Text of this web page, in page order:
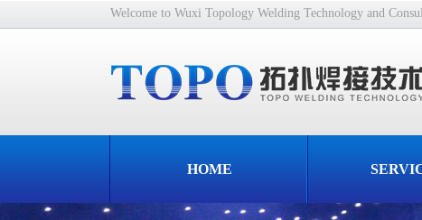
Welcome to Wuxi Topology Welding Technology and
HOME